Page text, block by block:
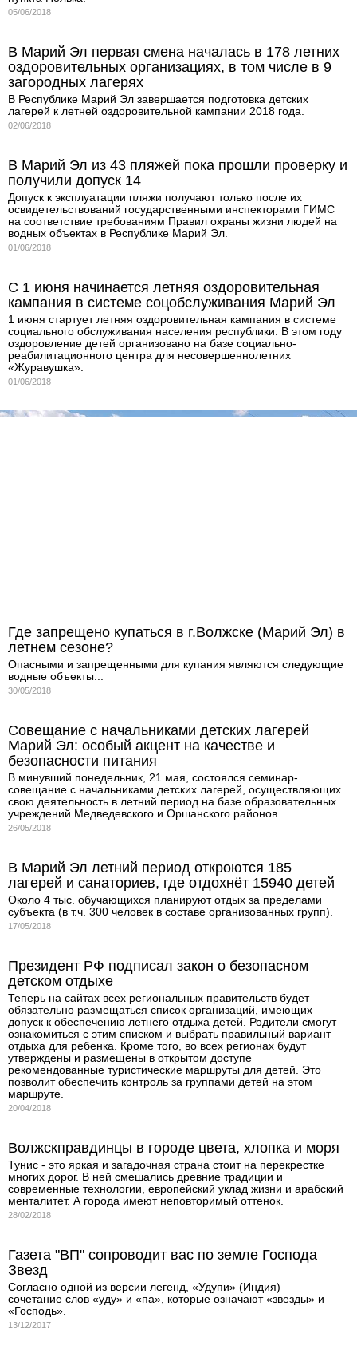
05/06/2018
В Марий Эл первая смена началась в 178 летних
оздоровительных организациях, в том числе в 9
загородных лагерях
В Республике Марий Эл завершается подготовка детских
лагерей к летней оздоровительной кампании 2018 года.
02/06/2018
В Марий Эл из 43 пляжей пока прошли проверку и
получили допуск 14
Допуск к эксплуатации пляжи получают только после их
освидетельствований государственными инспекторами ГИМС
на соответствие требованиям Правил охраны жизни людей на
водных объектах в Республике Марий Эл.
01/06/2018
С 1 июня начинается летняя оздоровительная
кампания в системе соцобслуживания Марий Эл
1 июня стартует летняя оздоровительная кампания в системе
социального обслуживания населения республики. В этом году
оздоровление детей организовано на базе социально-
реабилитационного центра для несовершеннолетних
«Журавушка».
01/06/2018
Где запрещено купаться в г.Волжске (Марий Эл) в
летнем сезоне?
Опасными и запрещенными для купания являются следующие
водные объекты...
30/05/2018
Совещание с начальниками детских лагерей
Марий Эл: особый акцент на качестве и
безопасности питания
В минувший понедельник, 21 мая, состоялся семинар-
совещание с начальниками детских лагерей, осуществляющих
свою деятельность в летний период на базе образовательных
учреждений Медведевского и Оршанского районов.
26/05/2018
В Марий Эл летний период откроются 185
лагерей и санаториев, где отдохнёт 15940 детей
Около 4 тыс. обучающихся планируют отдых за пределами
субъекта (в т.ч. 300 человек в составе организованных групп).
17/05/2018
Президент РФ подписал закон о безопасном
детском отдыхе
Теперь на сайтах всех региональных правительств будет
обязательно размещаться список организаций, имеющих
допуск к обеспечению летнего отдыха детей. Родители смогут
ознакомиться с этим списком и выбрать правильный вариант
отдыха для ребенка. Кроме того, во всех регионах будут
утверждены и размещены в открытом доступе
рекомендованные туристические маршруты для детей. Это
позволит обеспечить контроль за группами детей на этом
маршруте.
20/04/2018
Волжскправдинцы в городе цвета, хлопка и моря
Тунис - это яркая и загадочная страна стоит на перекрестке
многих дорог. В ней смешались древние традиции и
современные технологии, европейский уклад жизни и арабский
менталитет. А города имеют неповторимый оттенок.
28/02/2018
Газета "ВП" сопроводит вас по земле Господа
Звезд
Согласно одной из версии легенд, «Удупи» (Индия) —
сочетание слов «уду» и «па», которые означают «звезды» и
«Господь».
13/12/2017